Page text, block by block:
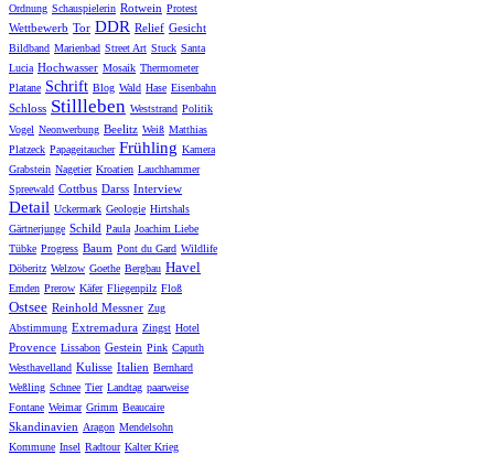
Ordnung Schauspielerin Rotwein Protest
Wettbewerb Tor DDR Relief Gesicht
Bildband Marienbad Street Art Stuck Santa
Lucia Hochwasser Mosaik Thermometer
Platane Schrift Blog Wald Hase Eisenbahn
Schloss Stillleben Weststrand Politik
Vogel Neonwerbung Beelitz Weiß Matthias
Platzeck Papageitaucher Frühling Kamera
Grabstein Nagetier Kroatien Lauchhammer
Spreewald Cottbus Darss Interview
Detail Uckermark Geologie Hirtshals
Gärtnerjunge Schild Paula Joachim Liebe
Tübke Progress Baum Pont du Gard Wildlife
Döberitz Welzow Goethe Bergbau Havel
Emden Prerow Käfer Fliegenpilz Floß
Ostsee Reinhold Messner Zug
Abstimmung Extremadura Zingst Hotel
Provence Lissabon Gestein Pink Caputh
Westhavelland Kulisse Italien Bernhard
Weßling Schnee Tier Landtag paarweise
Fontane Weimar Grimm Beaucaire
Skandinavien Aragon Mendelsohn
Kommune Insel Radtour Kalter Krieg